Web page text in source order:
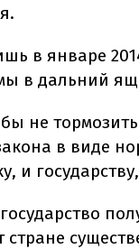
в январе
в дальний
не
в виде
и